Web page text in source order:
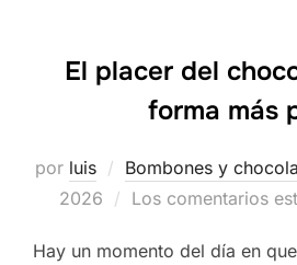
El placer del
forma más
por luis Bombones y
2026
Los comentarios
Hay un momento del día en